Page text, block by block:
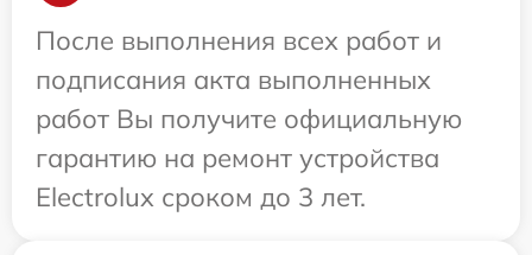
После выполнения всех работ и
подписания акта выполненных
работ Вы получите официальную
гарантию на ремонт устройства
Electrolux сроком до 3 лет.